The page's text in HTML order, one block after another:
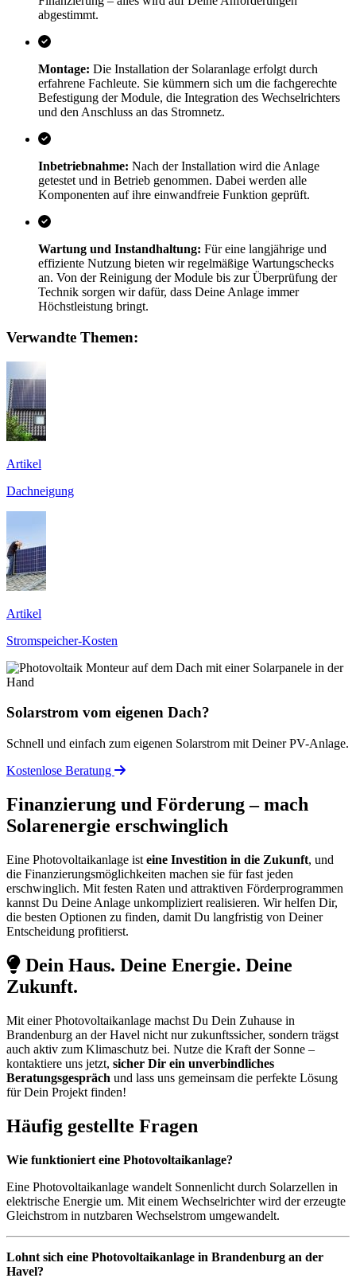
abgestimmt.
Montage: Die Installation der Solaranlage erfolgt durch
erfahrene Fachleute. Sie kümmern sich um die fachgerechte
Befestigung der Module, die Integration des Wechselrichters
und den Anschluss an das Stromnetz.
Inbetriebnahme: Nach der Installation wird die Anlage
getestet und in Betrieb genommen. Dabei werden alle
Komponenten auf ihre einwandfreie Funktion geprüft.
Wartung und Instandhaltung: Für eine langjährige und
effiziente Nutzung bieten wir regelmäßige Wartungschecks
an. Von der Reinigung der Module bis zur Überprüfung der
Technik sorgen wir dafür, dass Deine Anlage immer
Höchstleistung bringt.
Verwandte Themen:
Artikel
Dachneigung
Artikel
Stromspeicher-Kosten
Solarstrom vom eigenen Dach?
Schnell und einfach zum eigenen Solarstrom mit Deiner PV-Anlage.
Kostenlose Beratung
Finanzierung und Förderung – mach
Solarenergie erschwinglich
Eine Photovoltaikanlage ist eine Investition in die Zukunft, und
die Finanzierungsmöglichkeiten machen sie für fast jeden
erschwinglich. Mit festen Raten und attraktiven Förderprogrammen
kannst Du Deine Anlage unkompliziert realisieren. Wir helfen Dir,
die besten Optionen zu finden, damit Du langfristig von Deiner
Entscheidung profitierst.
Dein Haus. Deine Energie. Deine
Zukunft.
Mit einer Photovoltaikanlage machst Du Dein Zuhause in
Brandenburg an der Havel nicht nur zukunftssicher, sondern trägst
auch aktiv zum Klimaschutz bei. Nutze die Kraft der Sonne –
kontaktiere uns jetzt, sicher Dir ein unverbindliches
Beratungsgespräch und lass uns gemeinsam die perfekte Lösung
für Dein Projekt finden!
Häufig gestellte Fragen
Wie funktioniert eine Photovoltaikanlage?
Eine Photovoltaikanlage wandelt Sonnenlicht durch Solarzellen in
elektrische Energie um. Mit einem Wechselrichter wird der erzeugte
Gleichstrom in nutzbaren Wechselstrom umgewandelt.
Lohnt sich eine Photovoltaikanlage in Brandenburg an der
Havel?